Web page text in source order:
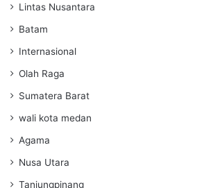
Lintas Nusantara
Batam
Internasional
Olah Raga
Sumatera Barat
wali kota medan
Agama
Nusa Utara
Tanjungpinang